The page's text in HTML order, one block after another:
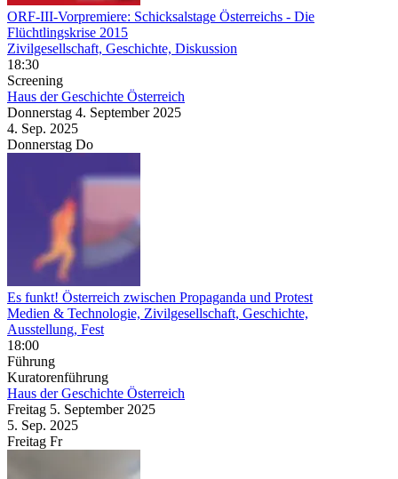
ORF-III-Vorpremiere: Schicksalstage Österreichs - Die
Flüchtlingskrise 2015
Zivilgesellschaft, Geschichte, Diskussion
18:30
Screening
Haus der Geschichte Österreich
Donnerstag 4. September 2025
4. Sep. 2025
Donnerstag Do
Es funkt! Österreich zwischen Propaganda und Protest
Medien & Technologie, Zivilgesellschaft, Geschichte,
Ausstellung, Fest
18:00
Führung
Kuratorenführung
Haus der Geschichte Österreich
Freitag 5. September 2025
5. Sep. 2025
Freitag Fr